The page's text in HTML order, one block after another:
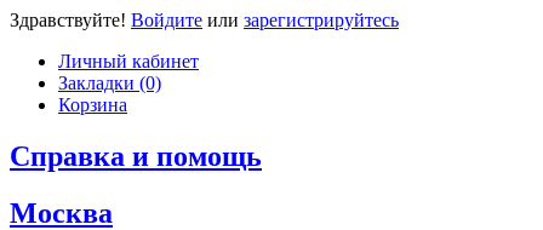
Здравствуйте! Войдите или зарегистрируйтесь
Личный кабинет
Закладки (0)
Корзина
Справка и помощь
Москва